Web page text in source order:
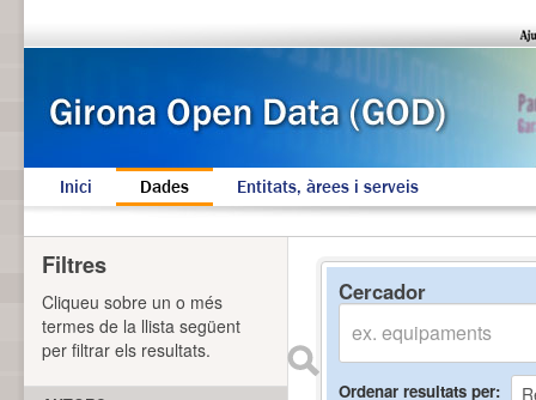
Inici Dades Entitats, àrees i serveis
Cercador
Ordenar resultats per
Filtres
Cliqueu sobre un o més
termes de la llista següent
per filtrar els resultats.